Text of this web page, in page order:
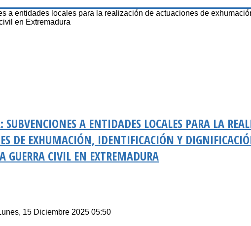
a entidades locales para la realización de actuaciones de
en Extremadura
SUBVENCIONES A ENTIDADES LOCALES PARA LA
DE EXHUMACIÓN, IDENTIFICACIÓN Y
GUERRA CIVIL EN EXTREMADURA
15 Diciembre 2025 05:50